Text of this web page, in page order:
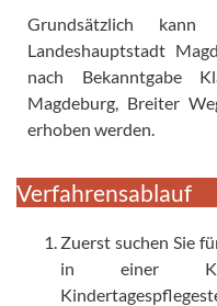
Grundsätzlich
Landeshauptstadt
nach Bekanntgabe
Magdeburg, Breiter
erhoben werden.
Verfahrensablauf
Zuerst suchen Sie
in einer